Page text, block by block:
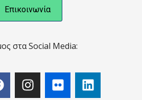
Επικοινωνία
στα Social Media: